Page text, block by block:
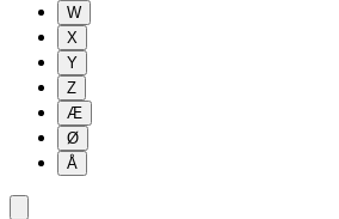
W
X
Y
Z
Æ
Ø
Å